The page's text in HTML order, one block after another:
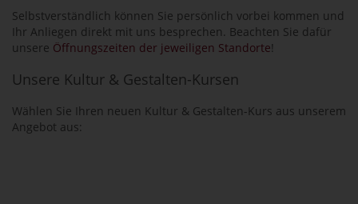
Selbstverständlich können Sie persönlich vorbei kommen und
Ihr Anliegen direkt mit uns besprechen. Beachten Sie dafür
unsere Öffnungszeiten der jeweiligen Standorte!
Unsere Kultur & Gestalten-Kursen
Wählen Sie Ihren neuen Kultur & Gestalten-Kurs aus unserem
Angebot aus: